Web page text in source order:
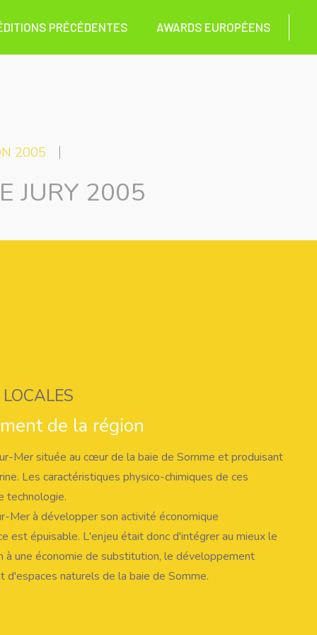
PRÉCÉDENTES AWARDS EUROPÉENS
2005
JURY 2005
de la région
Mer située au cœur de la baie de Somme et produisant
Les caractéristiques physico-chimiques de ces
technologie.
Mer à développer son activité économique
est épuisable. L'enjeu était donc d'intégrer au mieux le
une économie de substitution, le développement
naturels de la baie de Somme.
et le SMACOPI